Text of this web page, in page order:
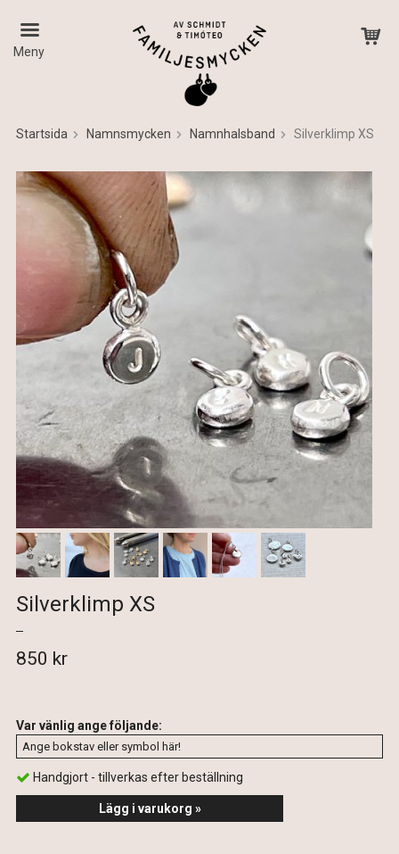
Meny
Startsida Namnsmycken Namnhalsband Silverklimp XS
Silverklimp XS
850 kr
Var vänlig ange följande:
Handgjort - tillverkas efter beställning
Lägg i varukorg »